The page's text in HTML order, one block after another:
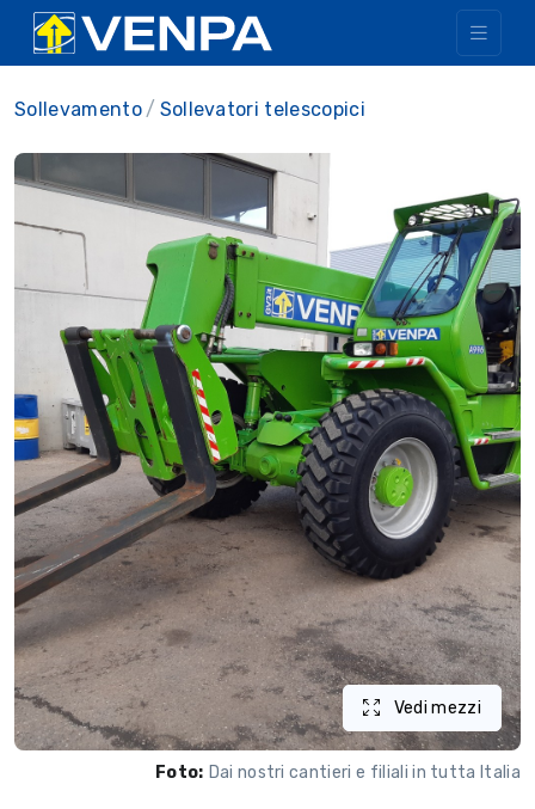
Sollevamento Sollevatori telescopici
Vedi mezzi
Foto: Dai nostri cantieri e filiali in tutta Italia